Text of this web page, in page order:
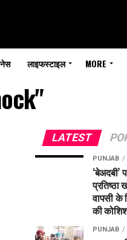
लाइफस्टाइल MORE
LATEST
PUNJAB
‘बेअदबी’
प्रतिष्ठा
वापसी के
की
PUNJAB